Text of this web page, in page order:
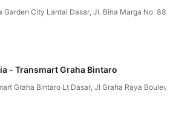
Garden City Lantai Dasar, Jl. Bina Marga No.
- Transmart Graha Bintaro
Graha Bintaro Lt Dasar, Jl Graha Raya